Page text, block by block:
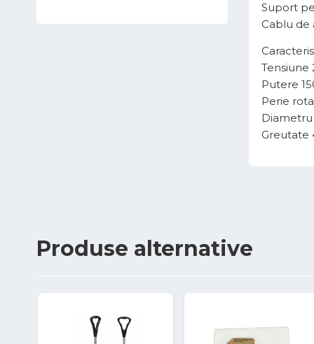
Suport
Cablu de
Tensiune
Putere
Perie
Diametru
Greutate
Produse alternative